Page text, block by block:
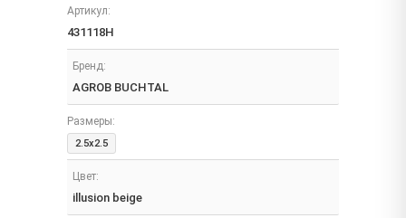
Артикул:
431118H
Бренд:
AGROB BUCHTAL
Размеры:
2.5x2.5
Цвет:
illusion beige